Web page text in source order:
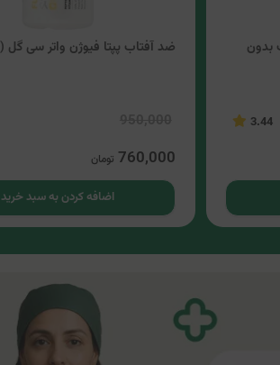
بدون
3.44
ضد آفتاب پپتا فیوژن واتر سی گل (Spf 50)
760,000 تومان
اضافه کردن به سبد خرید